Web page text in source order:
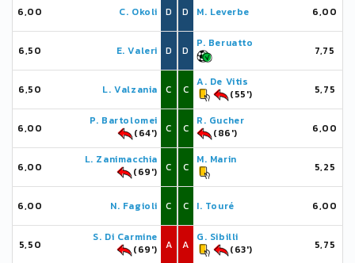
6,00 C. Okoli D
6,50 E. Valeri D
6,50 L. Valzania C
6,00
P. Bartolomei
(64')
C
6,00
L. Zanimacchia
(69')
C
6,00 N. Fagioli C
5,50
S. Di Carmine
(69')
A
D M. Leverbe 6,00
D
P. Beruatto
7,75
C
A. De Vitis
(55')
5,75
C
R. Gucher
(86')
6,00
C
M. Marin
5,25
C I. Touré 6,00
A
G. Sibilli
(63')
5,75